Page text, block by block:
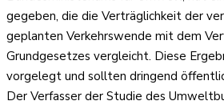
gegeben, die die Verträglichkeit der
geplanten Verkehrswende mit dem
Grundgesetzes vergleicht. Diese
vorgelegt und sollten dringend
Der Verfasser der Studie des